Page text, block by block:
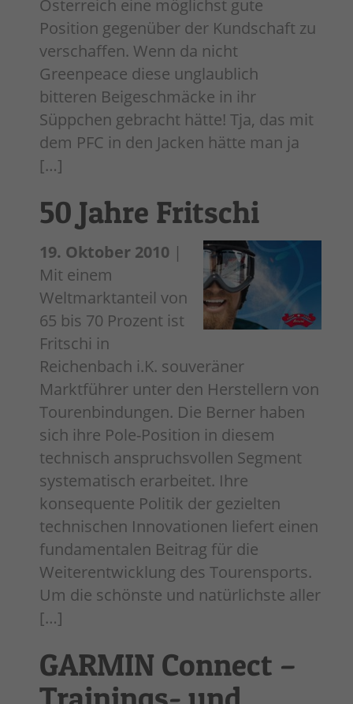
Österreich eine möglichst gute
Position gegenüber der Kundschaft zu
verschaffen. Wenn da nicht
Greenpeace diese unglaublich
bitteren Beigeschmäcke in ihr
Süppchen gebracht hätte! Tja, das mit
dem PFC in den Jacken hätte man ja
[…]
50 Jahre Fritschi
19. Oktober 2010 |
Mit einem
Weltmarktanteil von
65 bis 70 Prozent ist
Fritschi in
Reichenbach i.K. souveräner
Marktführer unter den Herstellern von
Tourenbindungen. Die Berner haben
sich ihre Pole-Position in diesem
technisch anspruchsvollen Segment
systematisch erarbeitet. Ihre
konsequente Politik der gezielten
technischen Innovationen liefert einen
fundamentalen Beitrag für die
Weiterentwicklung des Tourensports.
Um die schönste und natürlichste aller
[…]
GARMIN Connect –